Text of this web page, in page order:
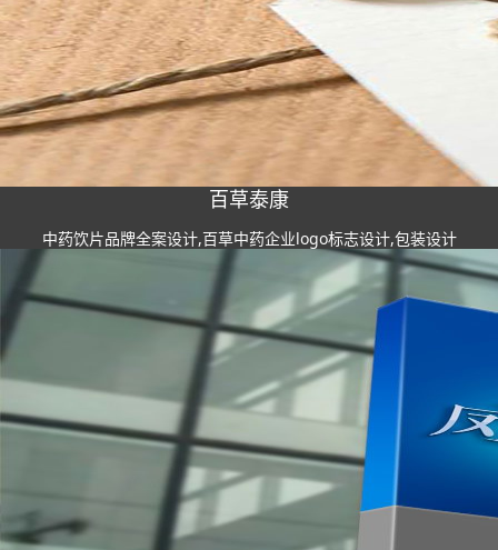
百草泰康
中药饮片品牌全案设计,百草中药企业logo标志设计,包装设计